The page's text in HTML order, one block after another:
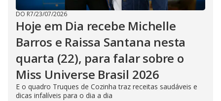
DO R7/23/07/2026
Hoje em Dia recebe Michelle
Barros e Raissa Santana nesta
quarta (22), para falar sobre o
Miss Universe Brasil 2026
E o quadro Truques de Cozinha traz receitas saudáveis e
dicas infalíveis para o dia a dia